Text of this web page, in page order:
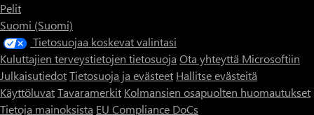
Pelit
Suomi (Suomi)
Tietosuojaa koskevat valintasi
Kuluttajien terveystietojen tietosuoja Ota yhteyttä Microsoftiin
JulkaisutiedotTietosuoja ja evästeet Hallitse evästeitä
KäyttöluvatTavaramerkit Kolmansien osapuolten huomautukset
Tietoja mainoksista EU Compliance DoCs